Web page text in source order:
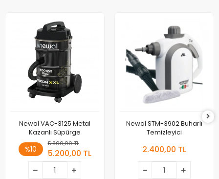
Newal VAC-3125 Metal
Kazanlı Süpürge
%10
5.800,00 TL
5.200,00 TL
Newal STM-3902 Buharlı
Temizleyici
2.400,00 TL